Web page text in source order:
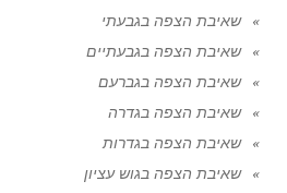
שאיבת הצפה בגבעתי
שאיבת הצפה בגבעתיים
שאיבת הצפה בגברעם
שאיבת הצפה בגדרה
שאיבת הצפה בגדרות
שאיבת הצפה בגוש עציון